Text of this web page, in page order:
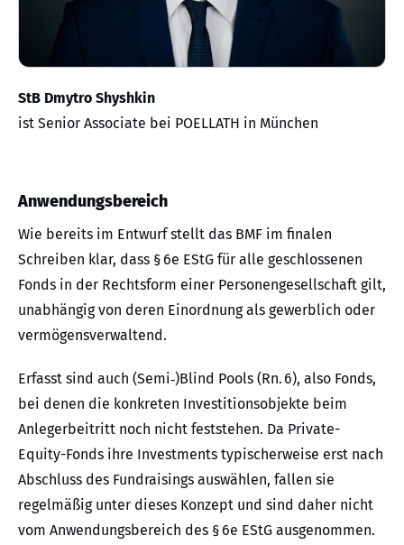
StB Dmytro Shyshkin
ist Senior Associate bei POELLATH in München
Anwendungsbereich
Wie bereits im Entwurf stellt das BMF im finalen
Schreiben klar, dass § 6e EStG für alle geschlossenen
Fonds in der Rechtsform einer Personengesellschaft gilt,
unabhängig von deren Einordnung als gewerblich oder
vermögensverwaltend.
Erfasst sind auch (Semi‑)Blind Pools (Rn. 6), also Fonds,
bei denen die konkreten Investitionsobjekte beim
Anlegerbeitritt noch nicht feststehen. Da Private-
Equity-Fonds ihre Investments typischerweise erst nach
Abschluss des Fundraisings auswählen, fallen sie
regelmäßig unter dieses Konzept und sind daher nicht
vom Anwendungsbereich des § 6e EStG ausgenommen.